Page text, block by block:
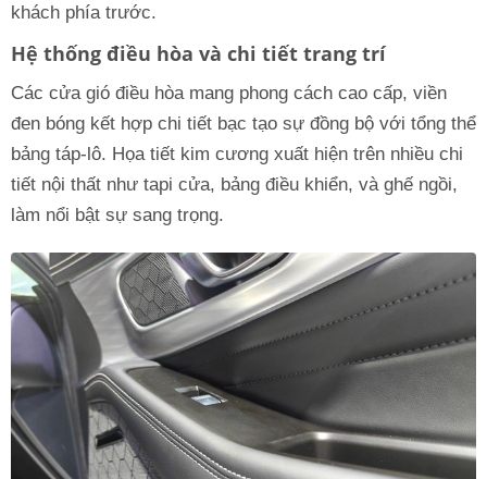
khách phía trước.
Hệ thống điều hòa và chi tiết trang trí
Các cửa gió điều hòa mang phong cách cao cấp, viền
đen bóng kết hợp chi tiết bạc tạo sự đồng bộ với tổng thể
bảng táp-lô. Họa tiết kim cương xuất hiện trên nhiều chi
tiết nội thất như tapi cửa, bảng điều khiển, và ghế ngồi,
làm nổi bật sự sang trọng.